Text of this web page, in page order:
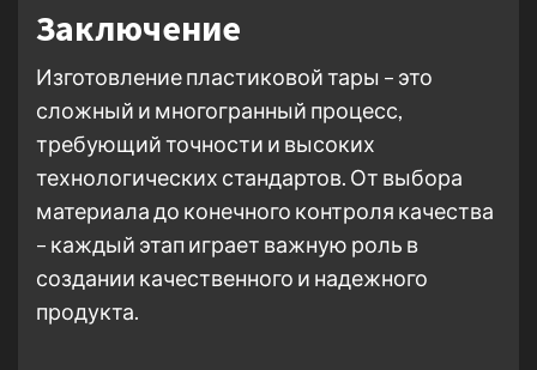
Заключение
Изготовление пластиковой тары – это
сложный и многогранный процесс,
требующий точности и высоких
технологических стандартов. От выбора
материала до конечного контроля качества
– каждый этап играет важную роль в
создании качественного и надежного
продукта.